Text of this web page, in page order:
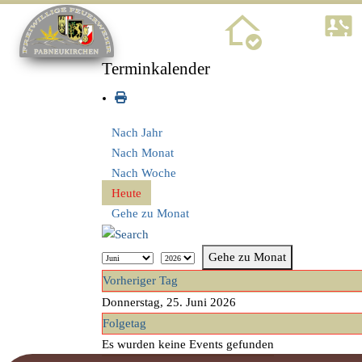
Terminkalender
Nach Jahr
Nach Monat
Nach Woche
Heute
Gehe zu Monat
Gehe zu Monat
Vorheriger Tag
Donnerstag, 25. Juni 2026
Folgetag
Es wurden keine Events gefunden